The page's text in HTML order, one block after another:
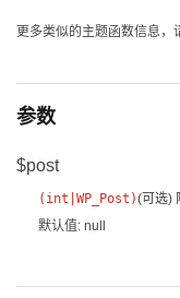
更多类似的主题函数信息，
参数
$post
( int WP_Post )(可选)
默认值: null